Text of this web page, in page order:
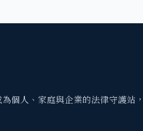
個人、家庭與企業的法律守護站，